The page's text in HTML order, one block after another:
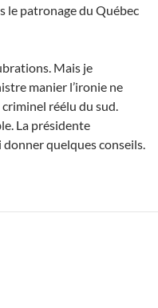
le patronage du Québec
Mais je
manier l’ironie ne
réélu du sud.
La présidente
quelques conseils.